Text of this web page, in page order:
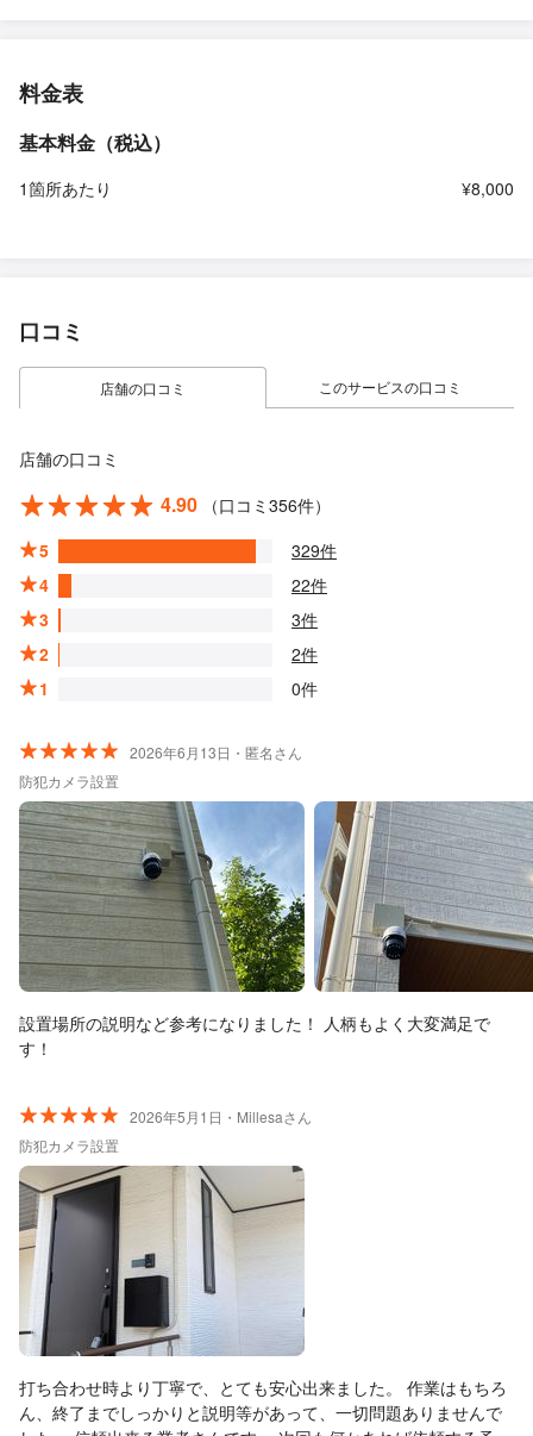
料金表
基本料金（税込）
1箇所あたり ¥8,000
口コミ
店舗の口コミ このサービスの口コミ
店舗の口コミ
4.90
（口コミ356件）
5
329件
4
22件
3
3件
2
2件
1
0件
2026年6月13日・匿名さん
防犯カメラ設置
設置場所の説明など参考になりました！ 人柄もよく大変満足で
す！
2026年5月1日・Millesaさん
防犯カメラ設置
打ち合わせ時より丁寧で、とても安心出来ました。 作業はもちろ
ん、終了までしっかりと説明等があって、一切問題ありませんで